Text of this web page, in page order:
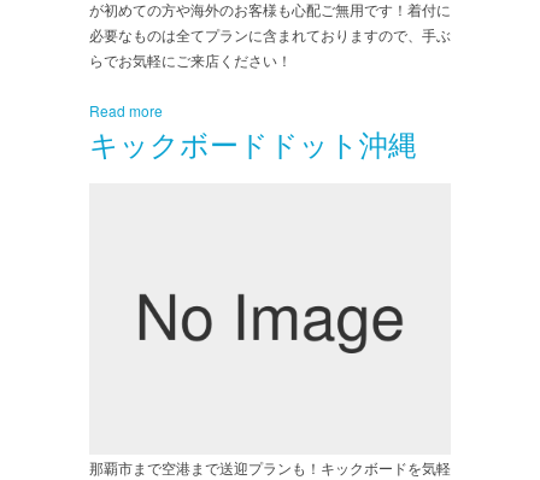
が初めての方や海外のお客様も心配ご無用です！着付に
必要なものは全てプランに含まれておりますので、手ぶ
らでお気軽にご来店ください！
Read more
キックボードドット沖縄
那覇市まで空港まで送迎プランも！キックボードを気軽